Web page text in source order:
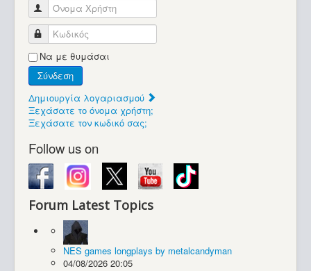
Συλλογές / Projects
Όνομα Χρήστη
Κωδικός
Να με θυμάσαι
Σύνδεση
Δημιουργία λογαριασμού
Ξεχάσατε το όνομα χρήστη;
Ξεχάσατε τον κωδικό σας;
Follow us on
Forum Latest Topics
NES games longplays by metalcandyman
04/08/2026 20:05